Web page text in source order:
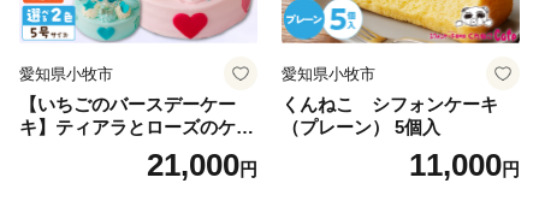
愛知県小牧市
【いちごのバースデーケー
キ】ティアラとローズのケー
キ スイーツ デザート 洋菓
子 お取り寄せ 愛知県 小牧市
21,000円
愛知県小牧市
くんねこ シフォンケーキ
（プレーン） 5個入
11,000円